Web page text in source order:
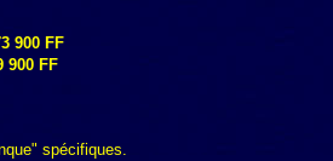
900 FF
900 FF
spécifiques.